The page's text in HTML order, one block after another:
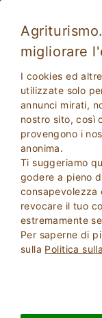
migliorare
I cookies ed
utilizzate solo
annunci mirati,
nostro sito, così
provengono i
anonima.
Ti suggeriamo
godere a pieno
consapevolezza
revocare il tuo
estremamente
Per saperne di
sulla Politica
2Adulti
0Bambini
Residence in